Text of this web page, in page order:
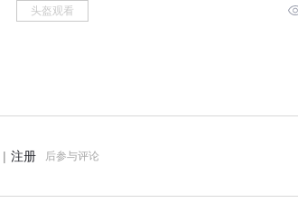
头盔观看
| 注册 后参与评论